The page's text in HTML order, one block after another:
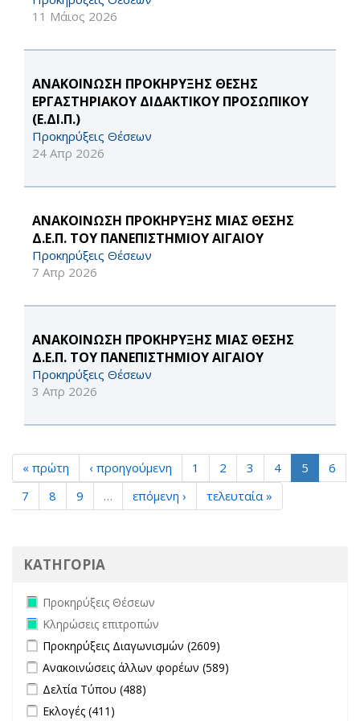
11 Μάιος 2026
ΑΝΑΚΟΙΝΩΣΗ ΠΡΟΚΗΡΥΞΗΣ ΘΕΣΗΣ
ΕΡΓΑΣΤΗΡΙΑΚΟΥ ΔΙΔΑΚΤΙΚΟΥ ΠΡΟΣΩΠΙΚΟΥ
(Ε.ΔΙ.Π.)
Προκηρύξεις Θέσεων
24 Απρ 2026
ΑΝΑΚΟΙΝΩΣΗ ΠΡΟΚΗΡΥΞΗΣ ΜΙΑΣ ΘΕΣΗΣ
Δ.Ε.Π. ΤΟΥ ΠΑΝΕΠΙΣΤΗΜΙΟΥ ΑΙΓΑΙΟΥ
Προκηρύξεις Θέσεων
7 Απρ 2026
ΑΝΑΚΟΙΝΩΣΗ ΠΡΟΚΗΡΥΞΗΣ ΜΙΑΣ ΘΕΣΗΣ
Δ.Ε.Π. ΤΟΥ ΠΑΝΕΠΙΣΤΗΜΙΟΥ ΑΙΓΑΙΟΥ
Προκηρύξεις Θέσεων
3 Απρ 2026
« πρώτη ‹ προηγούμενη 1 2 3 4 5
6
7
8 9 … επόμενη › τελευταία »
ΚΑΤΗΓΟΡΙΑ
Remove Προκηρύξεις Θέσεων filter
Προκηρύξεις Θέσεων
Remove Κληρώσεις επιτροπών filter
Κληρώσεις επιτροπών
Apply Προκηρύξεις Διαγωνισμών filter
Προκηρύξεις Διαγωνισμών (2609)
Apply Ανακοινώσεις άλλων φορέων filter
Ανακοινώσεις άλλων φορέων (589)
Apply Δελτία Τύπου filter
Δελτία Τύπου (488)
Apply Εκλογές filter
Εκλογές (411)